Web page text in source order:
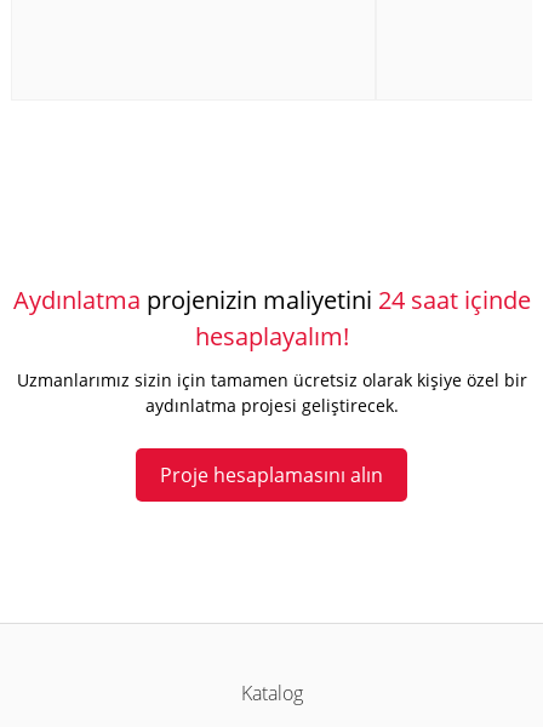
Aydınlatma projenizin maliyetini 24 saat içinde
hesaplayalım!
Uzmanlarımız sizin için tamamen ücretsiz olarak kişiye özel bir
aydınlatma projesi geliştirecek.
Proje hesaplamasını alın
Katalog